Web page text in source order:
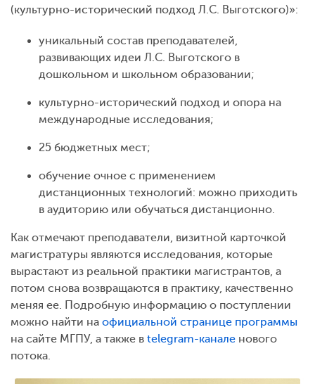
(культурно-исторический подход Л.С. Выготского)»:
уникальный состав преподавателей,
развивающих идеи Л.С. Выготского в
дошкольном и школьном образовании;
культурно-исторический подход и опора на
международные исследования;
25 бюджетных мест;
обучение очное с применением
дистанционных технологий: можно приходить
в аудиторию или обучаться дистанционно.
Как отмечают преподаватели, визитной карточкой
магистратуры являются исследования, которые
вырастают из реальной практики магистрантов, а
потом снова возвращаются в практику, качественно
меняя ее. Подробную информацию о поступлении
можно найти на официальной странице программы
на сайте МГПУ, а также в telegram-канале нового
потока.